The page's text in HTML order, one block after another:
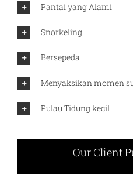
Pantai yang Alami
Snorkeling
Bersepeda
Menyaksikan momen
Pulau Tidung kecil
Our Client